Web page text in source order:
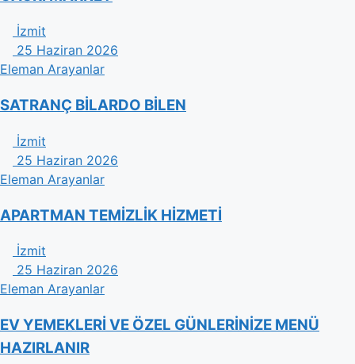
İzmit
25 Haziran 2026
Eleman Arayanlar
SATRANÇ BİLARDO BİLEN
İzmit
25 Haziran 2026
Eleman Arayanlar
APARTMAN TEMİZLİK HİZMETİ
İzmit
25 Haziran 2026
Eleman Arayanlar
EV YEMEKLERİ VE ÖZEL GÜNLERİNİZE MENÜ
HAZIRLANIR